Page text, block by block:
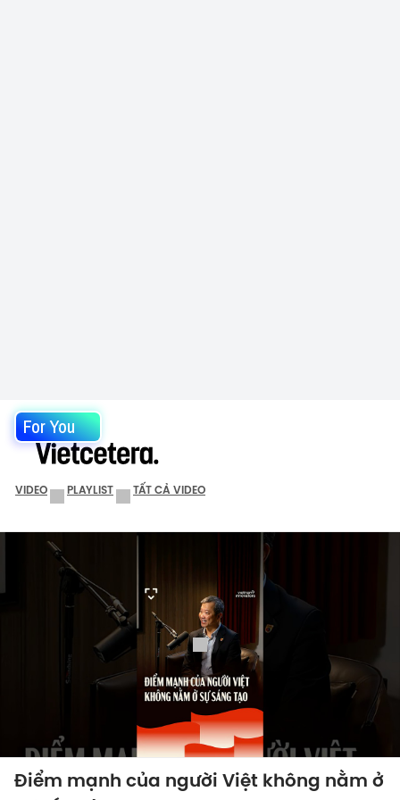
For You
VIDEO PLAYLIST TẤT CẢ VIDEO
Điểm mạnh của người Việt không nằm ở